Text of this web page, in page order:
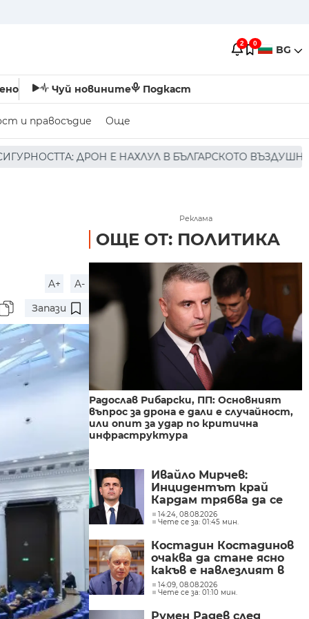
2 0 BG
Чуй новините Подкаст
и правосъдие Още
В БЪЛГАРСКОТО ВЪЗДУШНО ПРОСТРАНСТВО * *
A+
A-
Запази
Реклама
ОЩЕ ОТ: ПОЛИТИКА
Радослав Рибарски, ПП: Основният
въпрос за дрона е дали е случайност,
или опит за удар по критична
инфраструктура
Ивайло Мирчев:
Инцидентът край
Кардам трябва да се
разследва като
потенциален
14:24, 08.08.2026
Чете се за: 01:45 мин.
Костадин Костадинов
очаква да стане ясно
какъв е навлезлият в
българското въздушно
пространство дрон
14:09, 08.08.2026
Чете се за: 01:10 мин.
Румен Радев след